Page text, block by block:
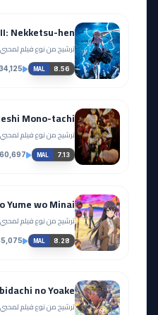
Nekketsu-hen
ترشيح من نوع فيلم
MAL 8.56
ترشيح من نوع فيلم
MAL 7.13
60,697
ترشيح من نوع فيلم
MAL 8.28
no Yoake
ترشيح من نوع فيلم